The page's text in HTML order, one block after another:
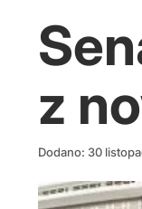
z
Dodano: 30